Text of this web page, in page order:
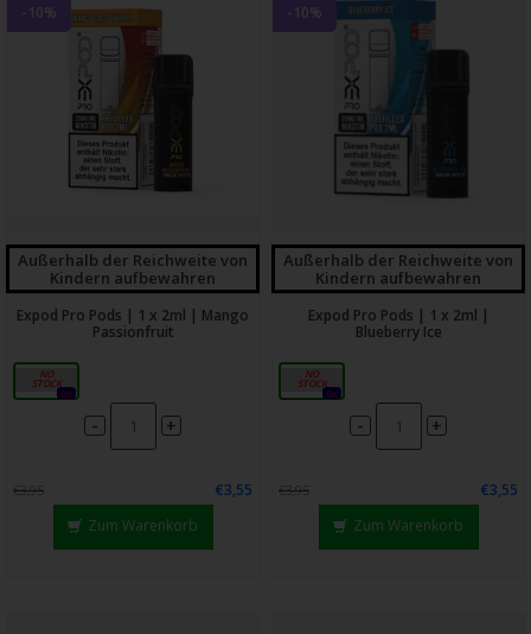
-10%
Außerhalb der Reichweite von
Kindern aufbewahren
Expod Pro Pods | 1 x 2ml | Mango
Passionfruit
20mg
0x
- +
€3,95
€3,55
Zum Warenkorb
-10%
Außerhalb der Reichweite von
Kindern aufbewahren
Expod Pro Pods | 1 x 2ml |
Blueberry Ice
20mg
0x
- +
€3,95
€3,55
Zum Warenkorb